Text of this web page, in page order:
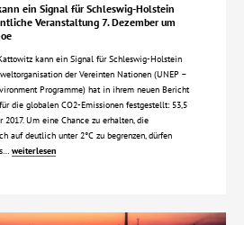
ein Signal für Schleswig-Holstein
Veranstaltung 7. Dezember um
kann ein Signal für Schleswig-Holstein
der Vereinten Nationen (UNEP –
Programme) hat in ihrem neuen Bericht
die globalen CO2-Emissionen festgestellt: 53,5
2017. Um eine Chance zu erhalten, die
auf deutlich unter 2°C zu begrenzen, dürfen
weiterlesen